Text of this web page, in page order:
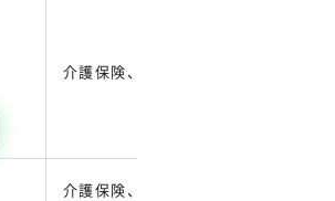
介護保険、障害福祉、障害児。実績
介護保険、障害福祉、障害児。実績入